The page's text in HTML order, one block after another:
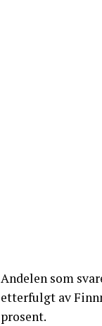
Andelen som
etterfulgt av
prosent.